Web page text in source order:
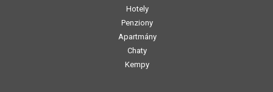
Hotely
Penziony
Apartmány
Chaty
Kempy